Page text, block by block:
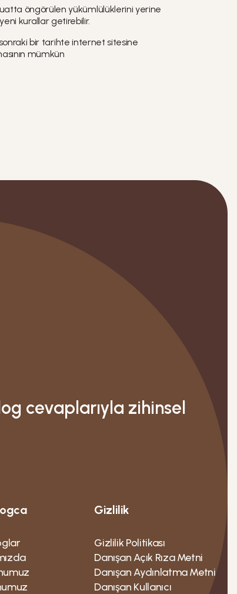
öngörülen yükümlülüklerini yerine
kurallar getirebilir.
sonraki bir tarihte internet sitesine
mümkün
cevaplarıyla zihinsel
Gizlilik
Gizlilik Politikası
Danışan Açık Rıza Metni
Danışan Aydınlatma Metni
Danışan Kullanıcı